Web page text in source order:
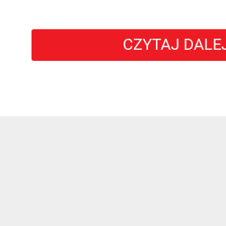
CZYTAJ